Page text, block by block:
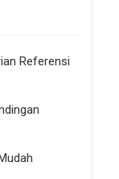
Referensi